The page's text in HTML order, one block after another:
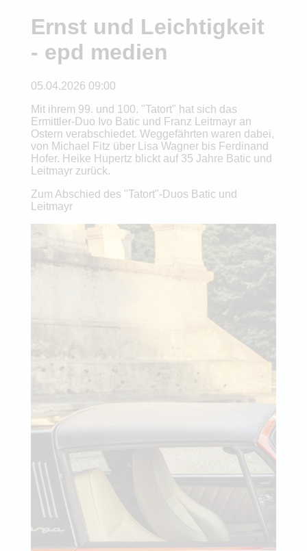
Ernst und Leichtigkeit
- epd medien
05.04.2026 09:00
Mit ihrem 99. und 100. "Tatort" hat sich das
Ermittler-Duo Ivo Batic und Franz Leitmayr an
Ostern verabschiedet. Weggefährten waren dabei,
von Michael Fitz über Lisa Wagner bis Ferdinand
Hofer. Heike Hupertz blickt auf 35 Jahre Batic und
Leitmayr zurück.
Zum Abschied des "Tatort"-Duos Batic und
Leitmayr